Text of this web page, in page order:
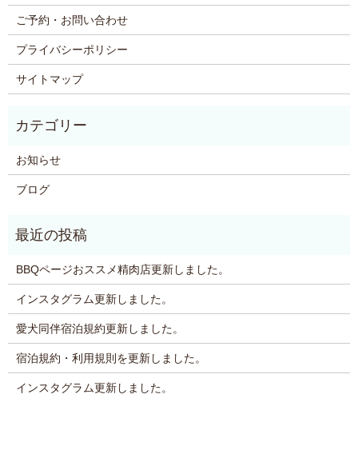
ご予約・お問い合わせ
プライバシーポリシー
サイトマップ
お知らせ
ブログ
BBQページおススメ精肉店更新しました。
インスタグラム更新しました。
愛犬同伴宿泊規約更新しました。
宿泊規約・利用規則を更新しました。
インスタグラム更新しました。